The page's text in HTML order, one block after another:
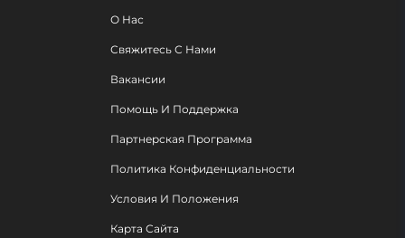
О Нас
Свяжитесь С Нами
Вакансии
Помощь И Поддержка
Партнерская Программа
Политика Конфиденциальности
Условия И Положения
Карта Сайта